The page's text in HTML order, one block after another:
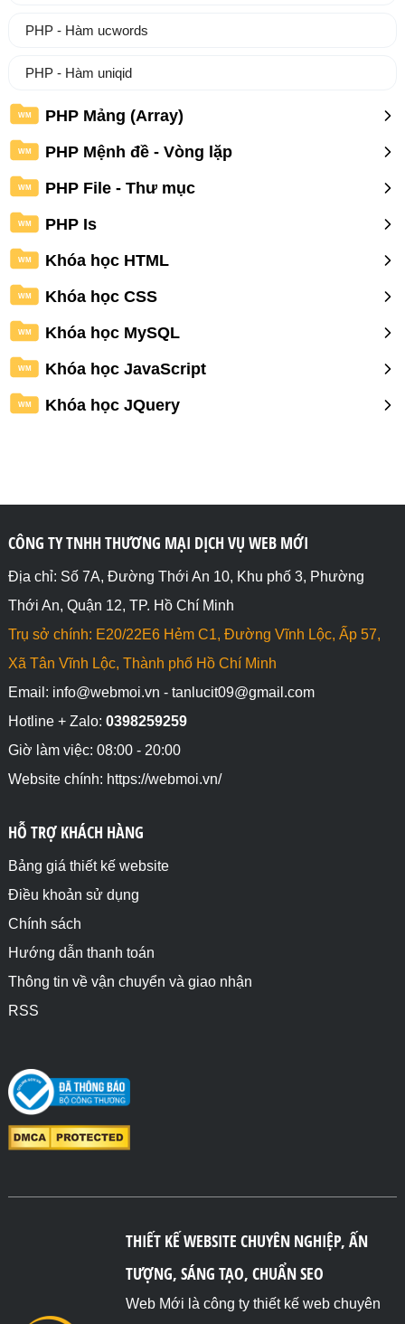
PHP - Hàm ucwords
PHP - Hàm uniqid
WM PHP Mảng (Array)
WM PHP Mệnh đề - Vòng lặp
WM PHP File - Thư mục
WM PHP Is
WM Khóa học HTML
WM Khóa học CSS
WM Khóa học MySQL
WM Khóa học JavaScript
WM Khóa học JQuery
CÔNG TY TNHH THƯƠNG MẠI DỊCH VỤ WEB MỚI
Địa chỉ: Số 7A, Đường Thới An 10, Khu phố 3, Phường
Thới An, Quận 12, TP. Hồ Chí Minh
Trụ sở chính: E20/22E6 Hẻm C1, Đường Vĩnh Lộc, Ấp 57,
Xã Tân Vĩnh Lộc, Thành phố Hồ Chí Minh
Email: info@webmoi.vn - tanlucit09@gmail.com
Hotline + Zalo: 0398259259
Giờ làm việc: 08:00 - 20:00
Website chính: https://webmoi.vn/
HỖ TRỢ KHÁCH HÀNG
Bảng giá thiết kế website
Điều khoản sử dụng
Chính sách
Hướng dẫn thanh toán
Thông tin về vận chuyển và giao nhận
RSS
THIẾT KẾ WEBSITE CHUYÊN NGHIỆP, ẤN
TƯỢNG, SÁNG TẠO, CHUẨN SEO
Web Mới là công ty thiết kế web chuyên